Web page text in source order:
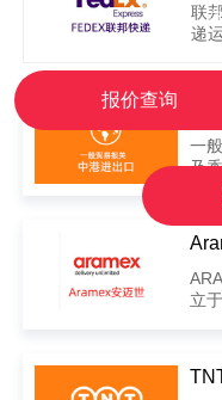
美、
报价查询
联
递
可
适
件
（
一
一
及
立